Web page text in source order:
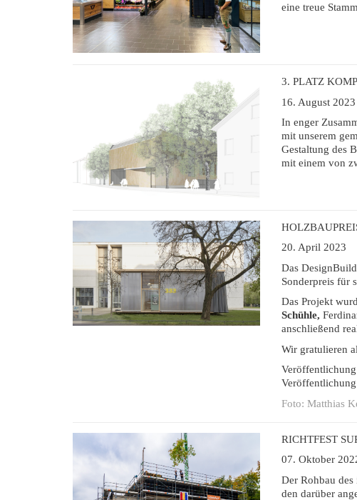
eine treue
3. PLATZ
16. August 2023
In enger
mit unserem
Gestaltung des
mit einem von
20. April 2023
Das
Sonderpreis für
Das Projekt
Schühle,
anschließend
Wir gratulieren
Foto: Matthias
RICHTFEST
07. Oktober
Der Rohbau
den darüber